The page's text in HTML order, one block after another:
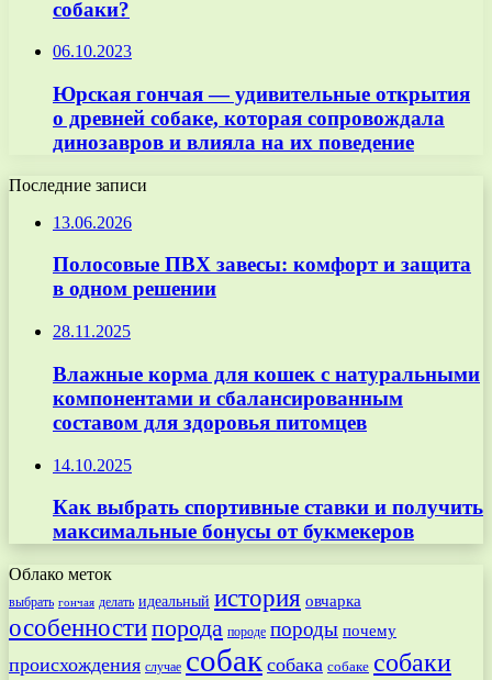
собаки?
06.10.2023
Юрская гончая — удивительные открытия
о древней собаке, которая сопровождала
динозавров и влияла на их поведение
Последние записи
13.06.2026
Полосовые ПВХ завесы: комфорт и защита
в одном решении
28.11.2025
Влажные корма для кошек с натуральными
компонентами и сбалансированным
составом для здоровья питомцев
14.10.2025
Как выбрать спортивные ставки и получить
максимальные бонусы от букмекеров
Облако меток
выбрать гончая делать идеальный история овчарка
особенностипорода породе породы почему
происхождения случае собак собака собаке собаки